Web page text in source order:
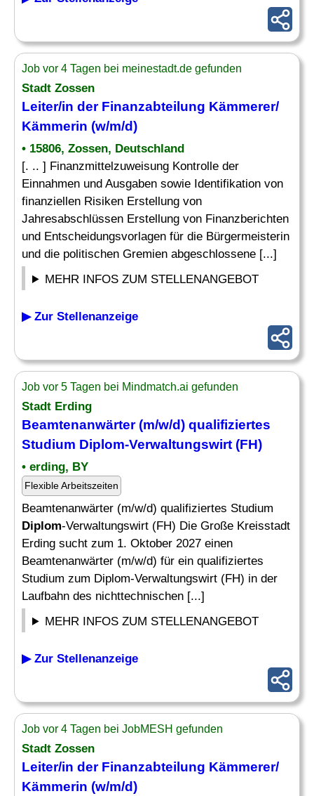
Job vor 4 Tagen bei meinestadt.de gefunden
Stadt Zossen
Leiter/in der Finanzabteilung Kämmerer/
Kämmerin (w/m/d)
• 15806, Zossen, Deutschland
[. .. ] Finanzmittelzuweisung Kontrolle der
Einnahmen und Ausgaben sowie Identifikation von
finanziellen Risiken Erstellung von
Jahresabschlüssen Erstellung von Finanzberichten
und Entscheidungsvorlagen für die Bürgermeisterin
und die politischen Gremien abgeschlossene [...]
MEHR INFOS ZUM STELLENANGEBOT
▶ Zur Stellenanzeige
Job vor 5 Tagen bei Mindmatch.ai gefunden
Stadt Erding
Beamtenanwärter (m/w/d) qualifiziertes
Studium Diplom-Verwaltungswirt (FH)
• erding, BY
Flexible Arbeitszeiten
Beamtenanwärter (m/w/d) qualifiziertes Studium
Diplom-Verwaltungswirt (FH) Die Große Kreisstadt
Erding sucht zum 1. Oktober 2027 einen
Beamtenanwärter (m/w/d) für ein qualifiziertes
Studium zum Diplom-Verwaltungswirt (FH) in der
Laufbahn des nichttechnischen [...]
MEHR INFOS ZUM STELLENANGEBOT
▶ Zur Stellenanzeige
Job vor 4 Tagen bei JobMESH gefunden
Stadt Zossen
Leiter/in der Finanzabteilung Kämmerer/
Kämmerin (w/m/d)